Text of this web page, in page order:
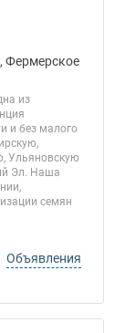
Фермерское
из
и без малого
Ульяновскую
Эл. Наша
семян
Объявления